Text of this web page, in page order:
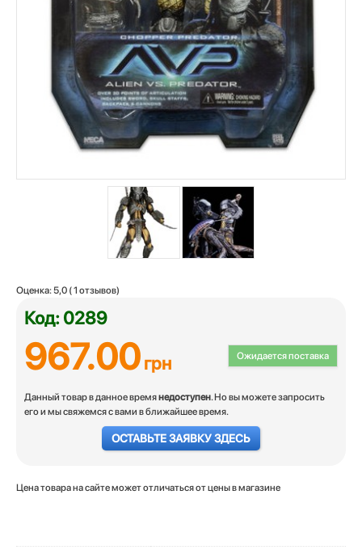
Оценка: 5,0 (1 отзывов)
Код: 0289
Ожидается поставка
967.00грн
Данный товар в данное времянедоступен. Но вы можете запросить
его и мы свяжемся с вами в ближайшее время.
ОСТАВЬТЕ ЗАЯВКУ ЗДЕСЬ
Цена товара на сайте может отличаться от цены в магазине